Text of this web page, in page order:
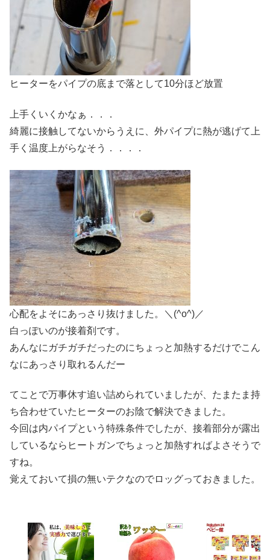
ヒーターをパイプの底まで落として10分ほど放置
上手くいくかなぁ．．．
綺麗に接触してないからうえに、外パイプに熱が逃げて上
手く温度上がらなそう．．．．
心配をよそにあっさり抜けました。＼(^o^)／
白っぽいのが接着剤です。
あんなにガチガチだったのにちょっと加熱するだけでこん
なにあっさり取れるんだー
てことで万事休す追い詰められていましたが、たまたま持
ち合わせていたヒーターのお陰で解決できました。
今回は内パイプという特殊条件でしたが、接着部分が露出
しているならヒートガンでちょっと加熱すればよさそうで
すね。
覚えておいて損の無いテクなのでロッグっておきました。